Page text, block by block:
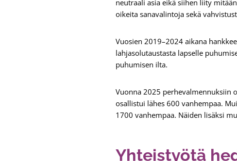
neutraali asia eikä siihen liity
oikeita sanavalintoja sekä
Vuosien 2019–2024 aikana
lahjasolutaustasta lapselle
puhumisen ilta.
Vuonna 2025 perhevalmennuksiin
osallistui lähes 600 vanhempaa.
1700 vanhempaa. Näiden lisäksi
Yhteistyötä